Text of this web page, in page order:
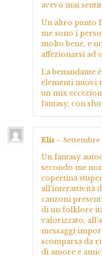
avevo mai
Un altro punto
me sono i
molto bene, e
affezionarsi ad
La benandante
elementi nuovi
un mix
fantasy, con
Elis – Settembre
Un fantasy
secondo me
copertina
all’interattività
canzoni
di un folklore
valorizzato,
messaggi
scomparsa da
di amore e